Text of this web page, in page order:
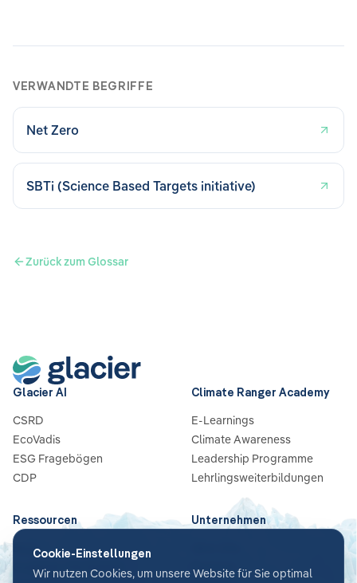
VERWANDTE BEGRIFFE
Net Zero
SBTi (Science Based Targets initiative)
Zurück zum Glossar
Glacier AI
CSRD
EcoVadis
ESG Fragebögen
CDP
Climate Ranger Academy
E-Learnings
Climate Awareness
Leadership Programme
Lehrlingsweiterbildungen
Ressourcen
Blog
Guides & Checklisten
Unternehmen
Partners
Cookie-Einstellungen
Wir nutzen Cookies, um unsere Website für Sie optimal